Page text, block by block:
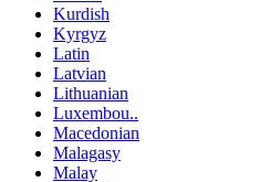
Kurdish
Kyrgyz
Latin
Latvian
Lithuanian
Luxembou..
Macedonian
Malagasy
Malay